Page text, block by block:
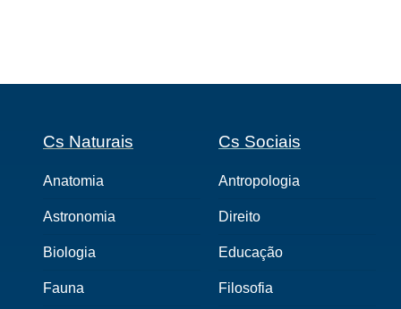
Cs Naturais
Anatomia
Astronomia
Biologia
Fauna
Cs Sociais
Antropologia
Direito
Educação
Filosofia